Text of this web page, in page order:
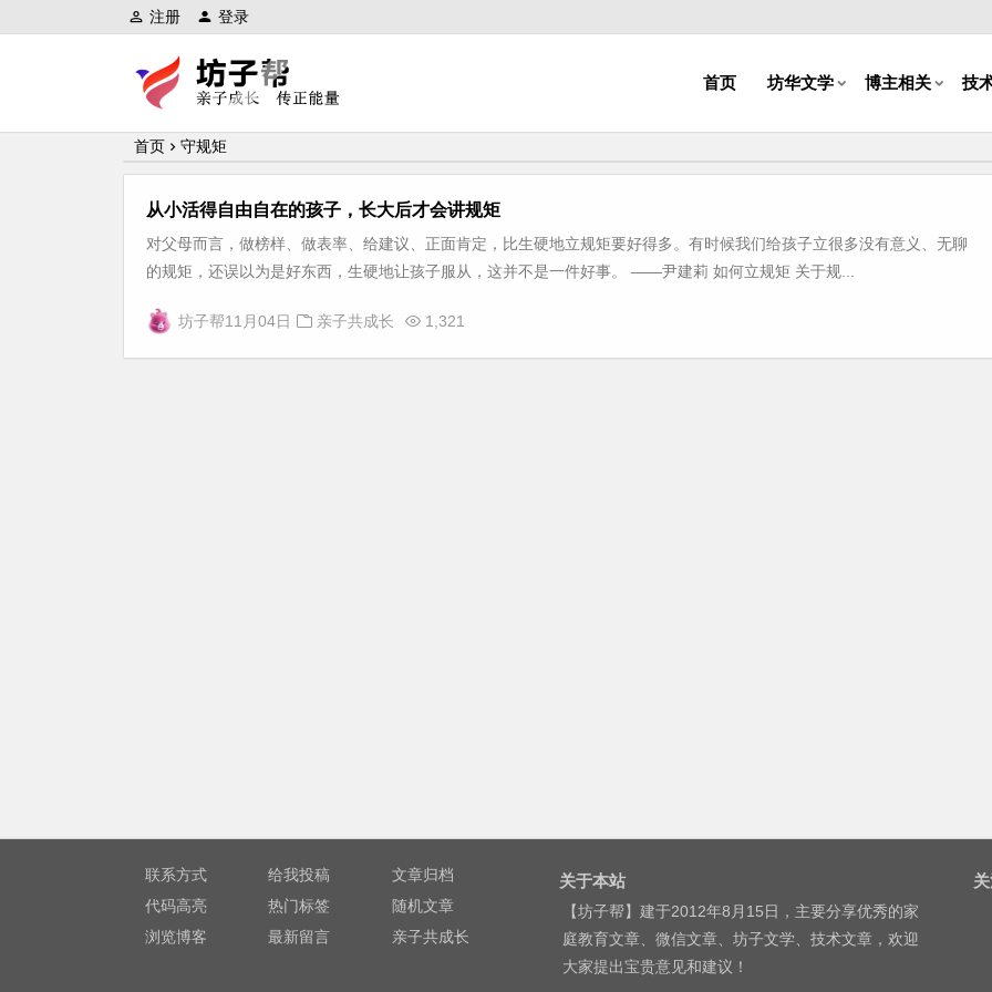
注册 登录
首页 坊华文学 博主相关 技
首页 守规矩
从小活得自由自在的孩子，长大后才会讲规矩
对父母而言，做榜样、做表率、给建议、正面肯定，比生硬地立规矩要好得多。有时候我们给孩子立很多没有意义、无聊
的规矩，还误以为是好东西，生硬地让孩子服从，这并不是一件好事。 ——尹建莉 如何立规矩 关于规...
坊子帮11月04日 亲子共成长 1,321
联系方式 给我投稿
文章归档
代码高亮
热门标签
随机文章
浏览博客
最新留言 亲子共成长
关于本站
【坊子帮】建于2012年8月15日，主要分享优秀的家
庭教育文章、微信文章、坊子文学、技术文章，欢迎
大家提出宝贵意见和建议！